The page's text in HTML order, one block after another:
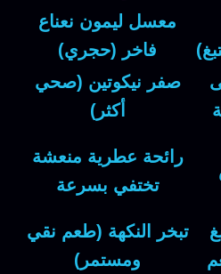
معسل ليمون نعناع
فاخر (حجري)
صفر نيكوتين (صحي
أكثر)
رائحة عطرية منعشة
تختفي بسرعة
تبخر النكهة (طعم نقي
ومستمر)